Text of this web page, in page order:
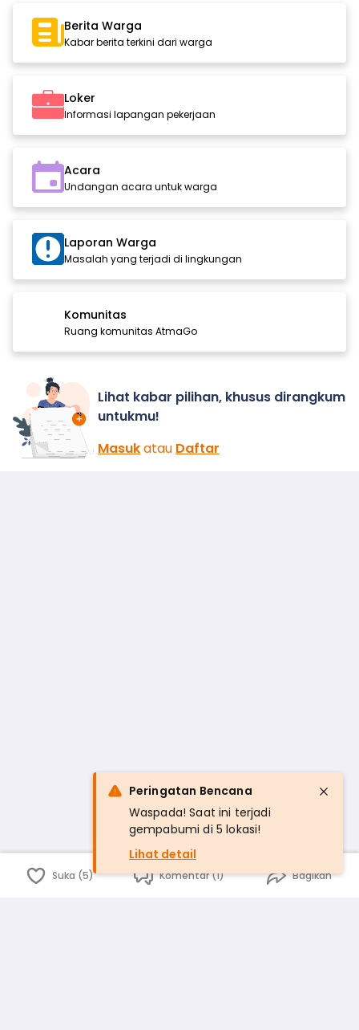
Berita Warga
Kabar berita terkini dari warga
Loker
Informasi lapangan pekerjaan
Acara
Undangan acara untuk warga
Laporan Warga
Masalah yang terjadi di lingkungan
Komunitas
Ruang komunitas AtmaGo
Lihat kabar pilihan, khusus dirangkum
untukmu!
Masukatau Daftar
Suka (5) Komentar (1) Bagikan
Peringatan Bencana
Waspada! Saat ini terjadi
gempabumi di 5 lokasi!
Lihat detail